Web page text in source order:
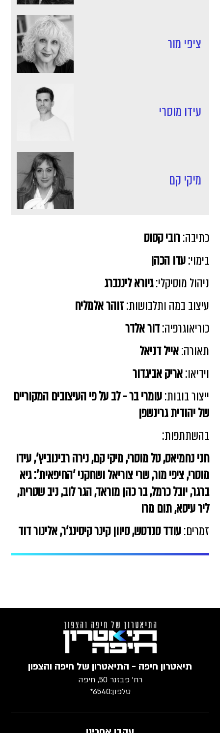
ציפי מור
עידו מוסרי
מיקי קם
כתיבה:רובי קסוס
בימוי:עדו הכהן
ניהול מוסיקלי:גיורא ליננברג
עיצוב במה ותלבושות:זוהר אלמליח
כוריאוגרפיה:דור אלדר
תאורה:אייל דניאל
וידיאו:אריק אביגדור
ייצור בובות:עומרי בר - לב על פי העיצובים המקוריים
של יהודית גרינשפן
בהשתתפות:
חני נחמיאס, טל מוסרי, מיקי קם, נירה רבינוביץ', עידו
מוסרי, ציפי מור, שרי צוריאל ושחקני 'החיפאית': גיא
ברגר, יובל כרמל, בר כהן מוראד, הגר לוב, ניב שטרית,
ליר עיסא, תום מרו
זמרים:עודד סנדטש, סיוון קינר קיסינג'ר, אלינור דוד
תיאטרון חיפה - התיאטרון של חיפה והצפון
רח׳ פבזנר 50, חיפה
טלפון:6540*